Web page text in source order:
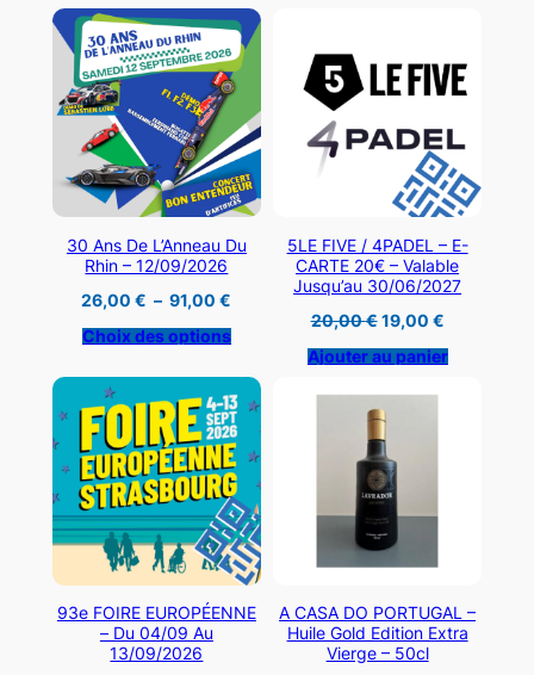
30 Ans De L’Anneau Du
Rhin – 12/09/2026
26,00€ – 91,00€
prix :
26,00 €
91,00 €
Choix des options
5LE FIVE / 4PADEL – E-
CARTE 20€ – Valable
Jusqu’au 30/06/2027
20,00€ Le
prix
initial
était :
19,00 €Le
actuel
est :
Ajouter au panier
93e FOIRE EUROPÉENNE
– Du 04/09 Au
13/09/2026
A CASA DO PORTUGAL –
Huile Gold Edition Extra
Vierge – 50cl